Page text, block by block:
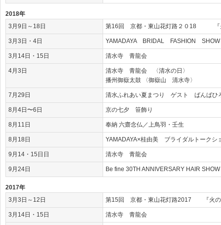
2018年
3月9日～18日
第16回 京都・東山花灯路２０18 『火
3月3日・4日 YAMADAYA BRIDAL FASHION SHOW
3月14日・15日 清水寺 青龍会
4月3日
清水寺 青龍会 〈清水の日〉
播州御嶽太鼓 〈御嶽山 清水寺〉
7月29日 清水ふれあい夏まつり ゲスト ばんばひ
8月4日〜6日 京の七夕 笹飾り
8月11日 奉納 六齋念仏／上鳥羽・壬生
8月18日 YAMADAYA×桂由美 ブライダルトークシ
9月14・15日日 清水寺 青龍会
9月24日 Be fine 30TH ANNIVERSARY HAIR
2017年
3月3日～12日
第15回 京都・東山花灯路2017 『火の
3月14日・15日 清水寺 青龍会